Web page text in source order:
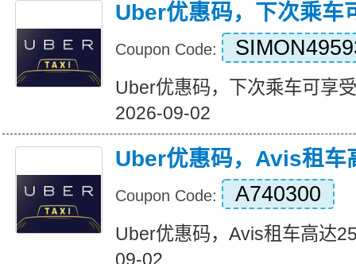
Uber优惠码，下次乘车
Coupon Code:
Uber优惠码，下次乘车可享
2026-09-02
Uber优惠码，Avis租车
Coupon Code: A740300
Uber优惠码，Avis租车高达
09-02